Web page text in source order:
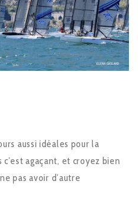
aussi idéales pour la
agaçant, et croyez bien
pas avoir d’autre